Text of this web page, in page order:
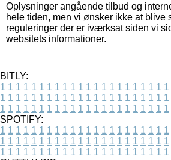
Oplysninger angående tilbud og
hele tiden, men vi ønsker ikke at blive
reguleringer der er iværksat siden vi
websitets informationer.
BITLY:
1 1 1 1 1 1 1 1 1 1 1 1 1 1 1 1 1 1 1 1 1 1
1 1 1 1 1 1 1 1 1 1 1 1 1 1 1 1 1 1 1 1 1 1
1 1 1 1 1 1 1 1 1 1 1 1 1 1 1 1 1 1 1 1 1 1
SPOTIFY:
1 1 1 1 1 1 1 1 1 1 1 1 1 1 1 1 1 1 1 1 1 1
1 1 1 1 1 1 1 1 1 1 1 1 1 1 1 1 1 1 1 1 1 1
1 1 1 1 1 1 1 1 1 1 1 1 1 1 1 1 1 1 1 1 1 1